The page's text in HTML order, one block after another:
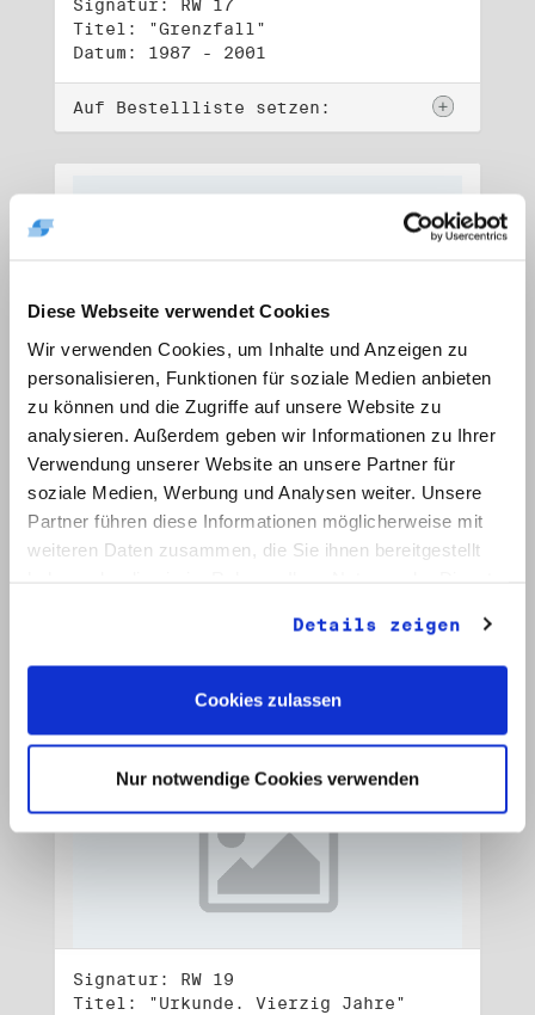
Diese Webseite verwendet Cookies
Wir verwenden Cookies, um Inhalte und Anzeigen zu
personalisieren, Funktionen für soziale Medien anbieten
zu können und die Zugriffe auf unsere Website zu
analysieren. Außerdem geben wir Informationen zu Ihrer
Verwendung unserer Website an unsere Partner für
soziale Medien, Werbung und Analysen weiter. Unsere
Partner führen diese Informationen möglicherweise mit
weiteren Daten zusammen, die Sie ihnen bereitgestellt
Details zeigen
Cookies zulassen
Nur notwendige Cookies verwenden
Signatur: RW 17
Titel: "Grenzfall"
Datum: 1987 - 2001
Auf Bestellliste setzen:
Signatur: RW 18
Titel: "Ostkreuz"
Datum: 1989
Signatur: RW 19
Titel: "Urkunde. Vierzig Jahre"